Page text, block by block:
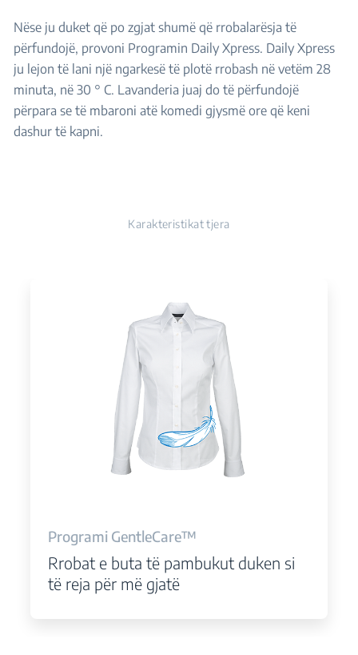
Nëse ju duket që po zgjat shumë që rrobalarësja të
përfundojë, provoni Programin Daily Xpress. Daily Xpress
ju lejon të lani një ngarkesë të plotë rrobash në vetëm 28
minuta, në 30 ° C. Lavanderia juaj do të përfundojë
përpara se të mbaroni atë komedi gjysmë ore që keni
dashur të kapni.
Karakteristikat tjera
Programi GentleCare™
Rrobat e buta të pambukut duken si
të reja për më gjatë